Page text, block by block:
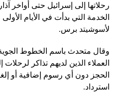
رحلاتها إلى إسرائيل حتى أواخر
الخدمة التي بدأت في الأيام
لأسوشيتد برس.
وقال متحدث باسم الخطوط الجوية
العملاء الذين لديهم تذاكر
الحجز دون أي رسوم إضافية أو
استرداد.